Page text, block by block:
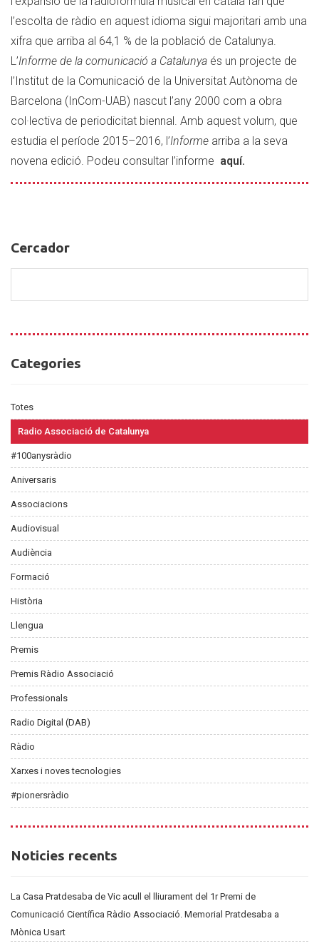
l’escolta de ràdio en aquest idioma sigui majoritari amb una
xifra que arriba al 64,1 % de la població de Catalunya.
L’Informe de la comunicació a Catalunya és un projecte de
l’Institut de la Comunicació de la Universitat Autònoma de
Barcelona (InCom-UAB) nascut l’any 2000 com a obra
col·lectiva de periodicitat biennal. Amb aquest volum, que
estudia el període 2015–2016, l’Informe arriba a la seva
novena edició. Podeu consultar l’informe aquí.
Cercador
Cercador
Categories
Categories
Totes
Radio Associació de Catalunya
#100anysràdio
Aniversaris
Associacions
Audiovisual
Audiència
Formació
Història
Llengua
Premis
Premis Ràdio Associació
Professionals
Radio Digital (DAB)
Ràdio
Xarxes i noves tecnologies
#pionersràdio
Noticies
Noticies recents
La Casa Pratdesaba de Vic acull el lliurament del 1r Premi de
Comunicació Científica Ràdio Associació. Memorial Pratdesaba a
Mònica Usart